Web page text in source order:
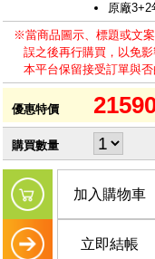
原廠3+2
※當商品圖示、標題或文
誤之後再行購買，以免影
本平台保留接受訂單與否
優惠特價
購買數量
加入購物車
立即結帳